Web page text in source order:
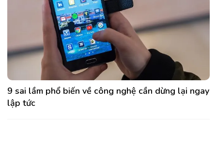
9 sai lầm phổ biến về công nghệ cần dừng lại ngay
lập tức